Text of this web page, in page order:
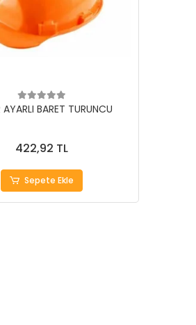
AYARLI BARET TURUNCU
422,92 TL
Sepete Ekle